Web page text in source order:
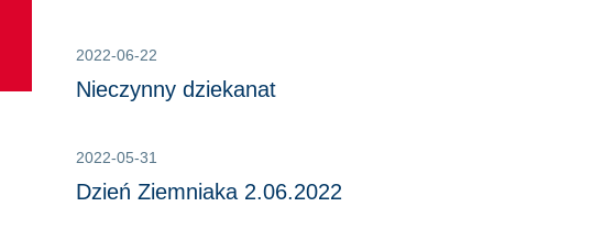
2022-06-22
Nieczynny dziekanat
2022-05-31
Dzień Ziemniaka 2.06.2022